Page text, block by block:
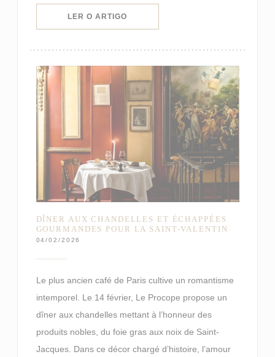
LER O ARTIGO
DÎNER AUX CHANDELLES ET ÉCHAPPÉES
GOURMANDES POUR LA SAINT-VALENTIN
04/02/2026
Le plus ancien café de Paris cultive un romantisme
intemporel. Le 14 février, Le Procope propose un
dîner aux chandelles mettant à l’honneur des
produits nobles, du foie gras aux noix de Saint-
Jacques. Dans ce décor chargé d’histoire, l’amour